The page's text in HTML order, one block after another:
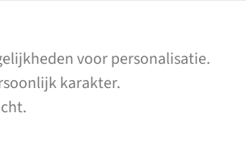
voor personalisatie.
karakter.